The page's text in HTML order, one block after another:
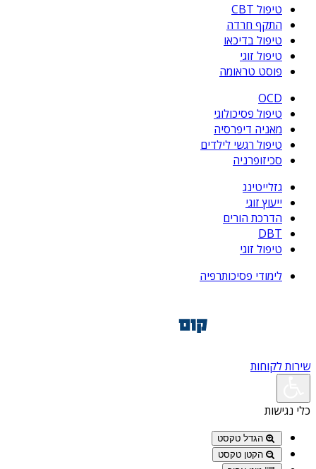
טיפול CBT
התקף חרדה
טיפול בדיכאו
טיפול זוגי
פוסט טראומה
OCD
טיפול פסיכולוגי
מאניה דיפרסיה
טיפול רגשי לילדים
סכיזופרניה
גזלייטינג
ייעוץ זוגי
הדרכת הורים
DBT
טיפול זוגי
לימודי פסיכותרפיה
שירות לקוחות
כלי נגישות
הגדל טקסט
הקטן טקסט